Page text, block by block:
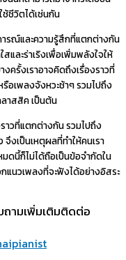
ชีวิตได้เช่นกัน
ารณ์และความรู้สึกที่แตกต่างกัน
และร่าเริงเพื่อเพิ่มพลังใจให้
ครั้งเราอาจคิดถึงเรื่องราวที่
อเพลงจังหวะช้าๆ รวมไปถึง
าสสิค เป็นต้น
าวที่แตกต่างกัน รวมไปถึง
จึงเป็นเหตุผลที่ทำให้คนเรา
ดนี้ก็ไม่ได้ถือเป็นข้อจำกัดใน
แนวเพลงที่จะฟังได้อย่างอิสระ
ามเพิ่มเติมติดต่อ